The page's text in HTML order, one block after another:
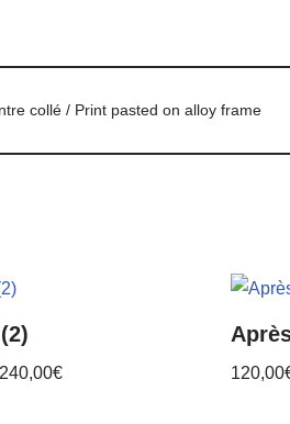
collé / Print pasted on alloy frame
240,00€ 120,00